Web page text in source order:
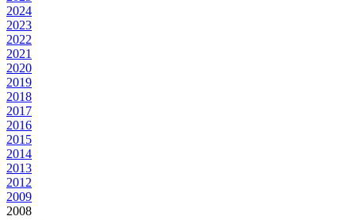
2024
2023
2022
2021
2020
2019
2018
2017
2016
2015
2014
2013
2012
2009
2008